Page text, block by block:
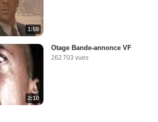
1:59
2:10
Otage Bande-annonce VF
262 703 vues